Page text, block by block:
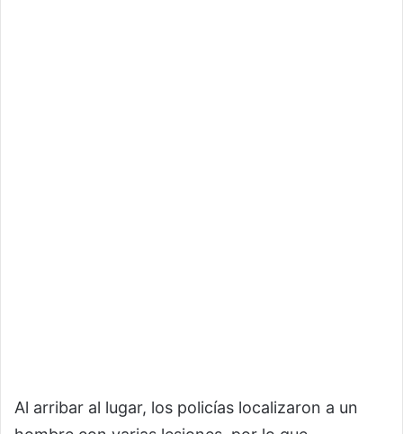
Al arribar al lugar, los policías localizaron a un